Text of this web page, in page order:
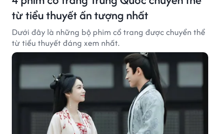
từ tiểu thuyết ấn tượng nhất
Dưới đây là những bộ phim cổ trang được chuyển thể
từ tiểu thuyết đáng xem nhất.